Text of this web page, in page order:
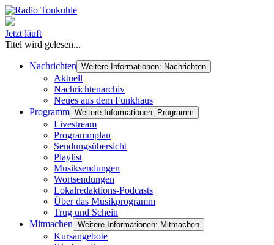
Jetzt läuft
Titel wird gelesen...
Nachrichten Weitere Informationen: Nachrichten
Aktuell
Nachrichtenarchiv
Neues aus dem Funkhaus
Programm Weitere Informationen: Programm
Livestream
Programmplan
Sendungsübersicht
Playlist
Musiksendungen
Wortsendungen
Lokalredaktions-Podcasts
Über das Musikprogramm
Trug und Schein
Mitmachen Weitere Informationen: Mitmachen
Kursangebote